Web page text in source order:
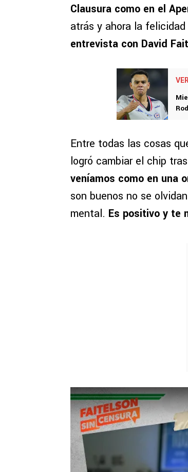
Clausura como en el
atrás y ahora la
entrevista con David
Entre todas las cosas
logró cambiar el chip
veníamos como en una
son buenos no se
mental. Es positivo y te